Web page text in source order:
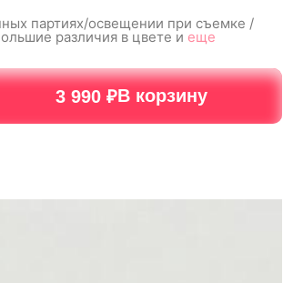
партиях/освещении при съемке /
различия в цвете и еще
3 990 ₽В корзину